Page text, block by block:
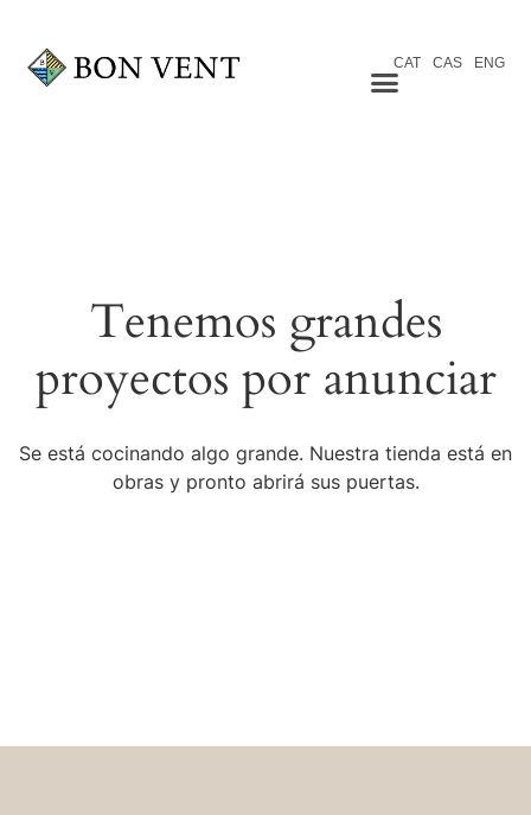
CAT CAS ENG
Tenemos grandes
proyectos por anunciar
Se está cocinando algo grande. Nuestra tienda está en
obras y pronto abrirá sus puertas.